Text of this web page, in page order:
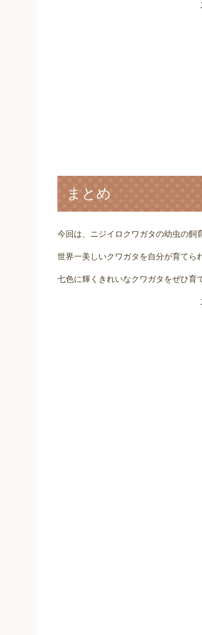
まとめ
今回は、ニジイロクワガタの幼虫の飼
世界一美しいクワガタを自分が育てら
七色に輝くきれいなクワガタをぜひ育